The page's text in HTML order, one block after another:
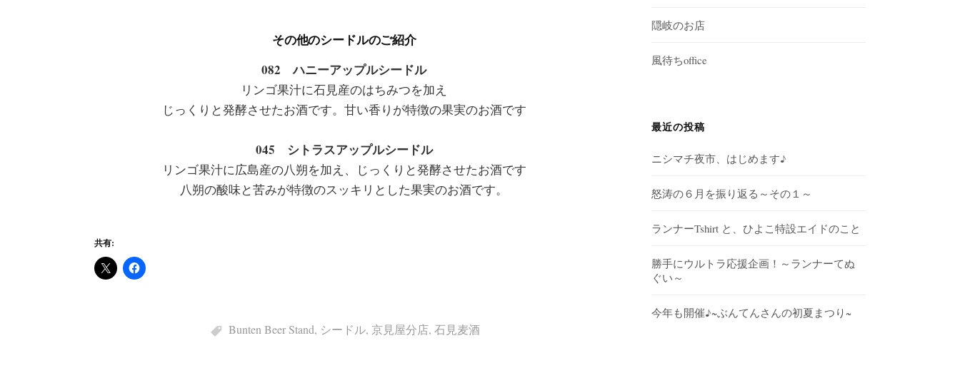
その他のシードルのご紹介
082 ハニーアップルシードル
リンゴ果汁に石見産のはちみつを加え
じっくりと発酵させたお酒です。甘い香りが特徴の果実のお酒です
045 シトラスアップルシードル
リンゴ果汁に広島産の八朔を加え、じっくりと発酵させたお酒です
八朔の酸味と苦みが特徴のスッキリとした果実のお酒です。
共有:
Bunten Beer Stand, シードル, 京見屋分店, 石見麦酒
隠岐のお店
風待ちoffice
最近の投稿
ニシマチ夜市、はじめます♪
怒涛の６月を振り返る～その１～
ランナーTshirt と、ひよこ特設エイドのこと
勝手にウルトラ応援企画！～ランナーてぬ
ぐい～
今年も開催♪~ぶんてんさんの初夏まつり~